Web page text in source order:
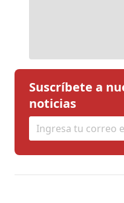
Suscríbete a
noticias